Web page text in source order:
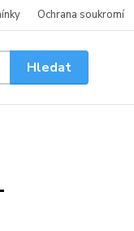
Ochrana soukromí
Hledat